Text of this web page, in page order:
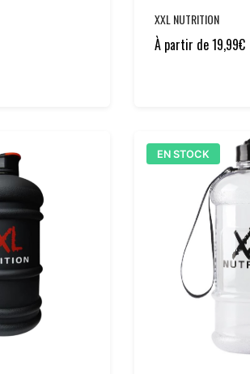
XXL NUTRITION
À partir de19,99€
EN STOCK